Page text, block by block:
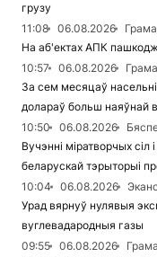
грузу
11:08
06.08.2026
На аб'ектах АПК
10:57
06.08.2026
За сем месяцаў
долараў больш наяўнай
10:50
06.08.2026
Вучэнні міратворчых
беларускай тэрыторыі
10:04
06.08.2026
Урад вярнуў нулявыя
вуглевадародныя газы
09:55
06.08.2026